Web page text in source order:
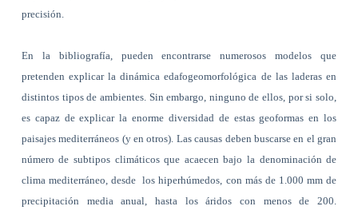
precisión.
En la bibliografía, pueden encontrarse numerosos modelos que
pretenden explicar la dinámica edafogeomorfológica de las laderas en
distintos tipos de ambientes. Sin embargo, ninguno de ellos, por si solo,
es capaz de explicar la enorme diversidad de estas geoformas en los
paisajes mediterráneos (y en otros). Las causas deben buscarse en el gran
número de subtipos climáticos que acaecen bajo la denominación de
clima mediterráneo, desde los hiperhúmedos, con más de 1.000 mm de
precipitación media anual, hasta los áridos con menos de 200.